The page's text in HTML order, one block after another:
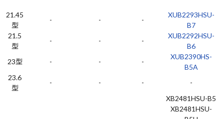
21.45
型
- - -
XUB2293HSU-
B7
21.5
型
- - -
XUB2292HSU-
B6
23型
- - -
XUB2390HS-
B5A
23.6
型
- - - -
XB2481HSU-B5
XB2481HSU-